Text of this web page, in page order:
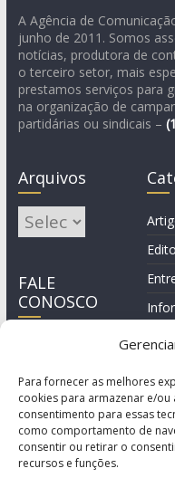
Para fornecer as melhores
cookies para armazenar e/
consentimento para essas
como comportamento de
consentir ou retirar o
recursos e funções.
A Agência de
junho de 2011. Somos
notícias, produtora de
o terceiro setor, mais
prestamos serviços para
na organização de
partidárias ou sindicais –
Arquivos
Arquivos
FALE
CONOSCO